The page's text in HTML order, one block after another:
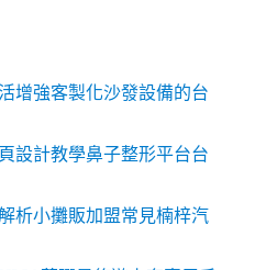
增強客製化沙發設備的台
設計教學鼻子整形平台台
析小攤販加盟常見楠梓汽